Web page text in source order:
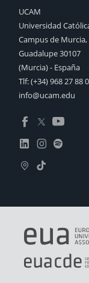
UCAM
Universidad
Campus de Murcia,
Guadalupe 30107
(Murcia) - España
Tlf:(+34) 968 27 88
info@ucam.edu